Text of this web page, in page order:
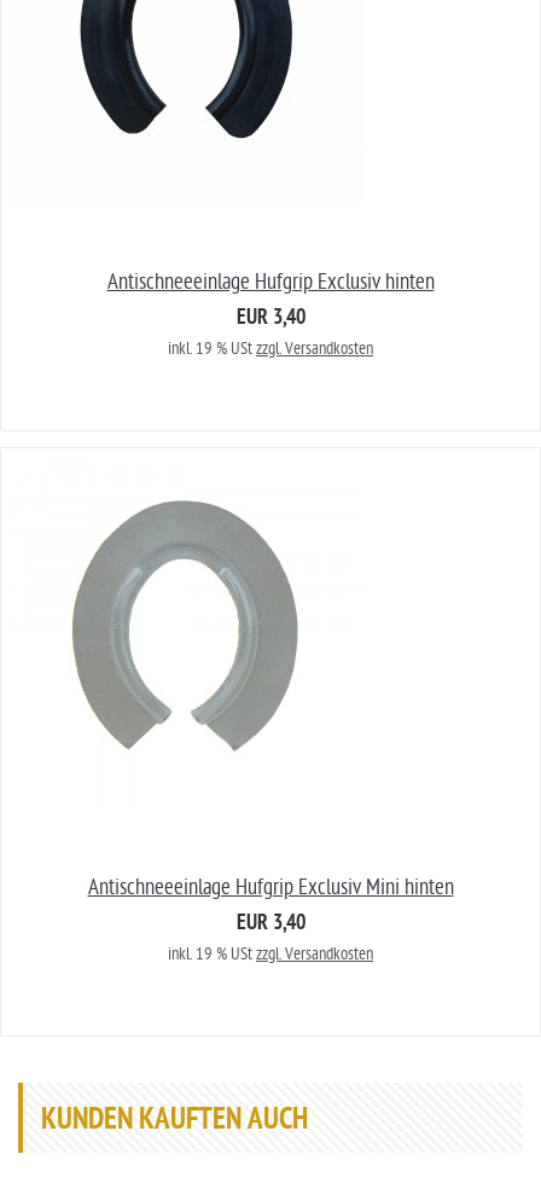
Antischneeeinlage Hufgrip Exclusiv hinten
EUR 3,40
inkl. 19 % UStzzgl. Versandkosten
Antischneeeinlage Hufgrip Exclusiv Mini hinten
EUR 3,40
inkl. 19 % UStzzgl. Versandkosten
KUNDEN KAUFTEN AUCH